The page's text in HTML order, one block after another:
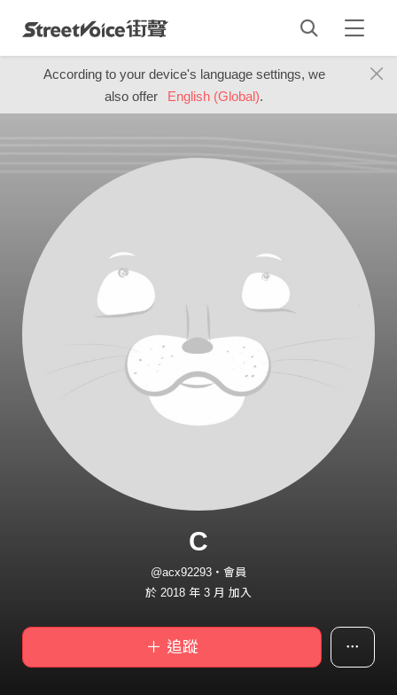
According to your device's language settings, we
also offer
English (Global).
C
@acx92293・會員
於 2018 年 3 月 加入
＋ 追蹤